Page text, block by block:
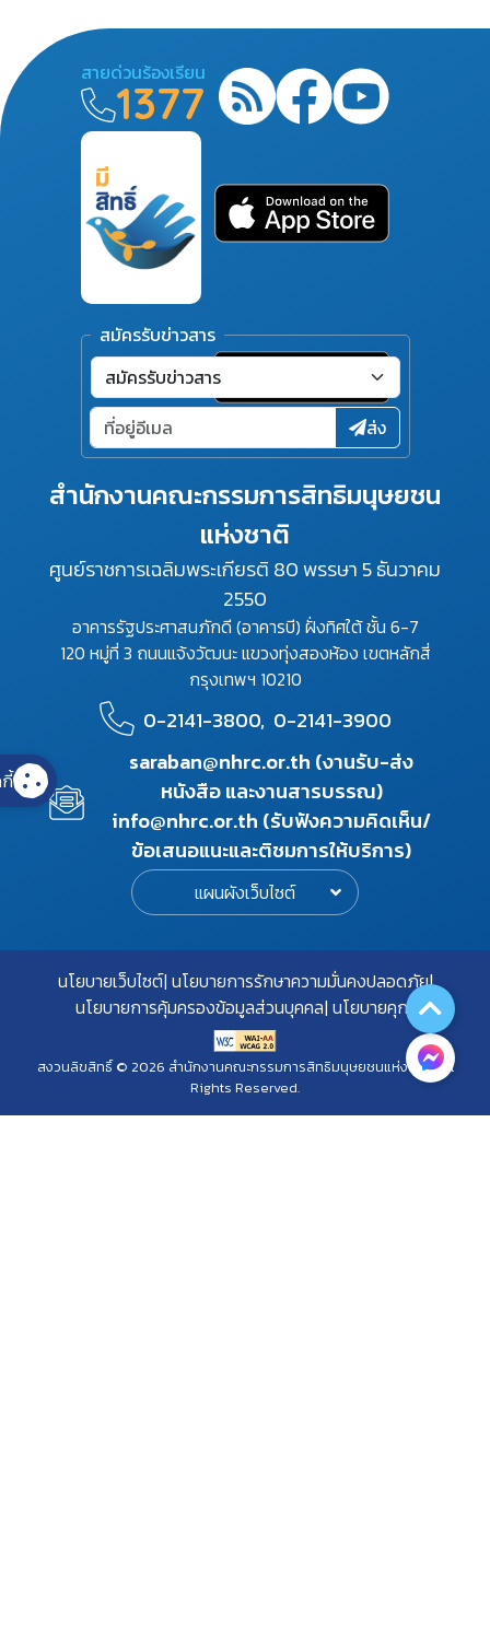
สำนักงานคณะกรรมการสิทธิมนุษยชน
แห่งชาติ
ศูนย์ราชการเฉลิมพระเกียรติ 80 พรรษา 5 ธันวาคม
2550
อาคารรัฐประศาสนภักดี (อาคารบี) ฝั่งทิศใต้ ชั้น 6-7
120 หมู่ที่ 3 ถนนแจ้งวัฒนะ แขวงทุ่งสองห้อง เขตหลักสี่
กรุงเทพฯ 10210
0-2141-3800, 0-2141-3900
saraban@nhrc.or.th (งานรับ-ส่ง
หนังสือ และงานสารบรรณ)
info@nhrc.or.th (รับฟังความคิดเห็น/
ข้อเสนอแนะและติชมการให้บริการ)
แผนผังเว็บไซต์
สายด่วนร้องเรียน
1377
สมัครรับข่าวสาร
ส่ง
นโยบายเว็บไซต์ นโยบายการรักษาความมั่นคงปลอดภัย
นโยบายการคุ้มครองข้อมูลส่วนบุคคล นโยบายคุกกี้
สงวนลิขสิทธิ์ © 2026 สำนักงานคณะกรรมการสิทธิมนุษยชนแห่งชาติ. All
Rights Reserved.